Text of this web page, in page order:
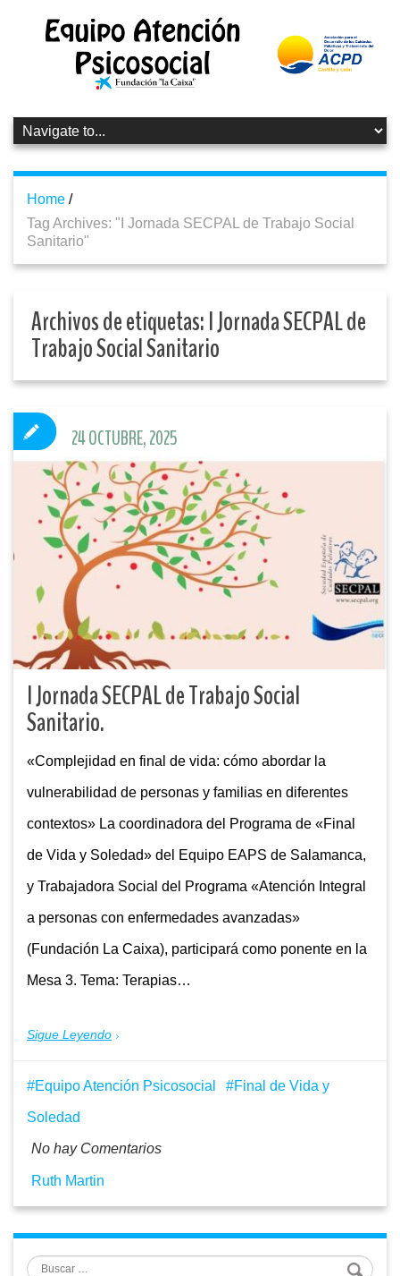
Home /
Tag Archives: "I Jornada SECPAL de Trabajo Social
Sanitario"
Archivos de etiquetas:I Jornada SECPAL de
Trabajo Social Sanitario
I Jornada SECPAL de Trabajo Social
Sanitario.
«Complejidad en final de vida: cómo abordar la
vulnerabilidad de personas y familias en diferentes
contextos» La coordinadora del Programa de «Final
de Vida y Soledad» del Equipo EAPS de Salamanca,
y Trabajadora Social del Programa «Atención Integral
a personas con enfermedades avanzadas»
(Fundación La Caixa), participará como ponente en la
Mesa 3. Tema: Terapias…
Sigue Leyendo
24 OCTUBRE, 2025
Equipo Atención Psicosocial Final de Vida y
Soledad
No hay Comentarios
Ruth Martin
Buscar